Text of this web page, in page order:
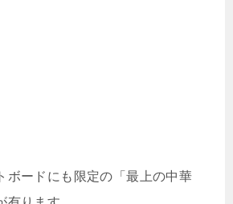
ボードにも限定の「最上の中華